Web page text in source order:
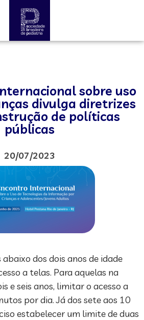
sobre uso
divulga diretrizes
de políticas
públicas
20/07/2023
dos dois anos de idade
a telas. Para aquelas na
e seis anos, limitar o acesso a
por dia. Já dos sete aos 10
estabelecer um limite de duas